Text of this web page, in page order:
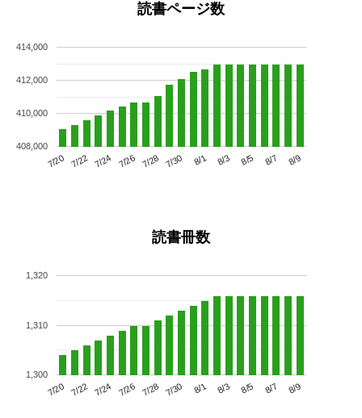
読書ページ数
7/20 7/22 7/24 7/26 7/28 7/30 8/1 8/3 8/5 8/7 8/9
408,000
410,000
412,000
414,000
読書冊数
7/20 7/22 7/24 7/26 7/28 7/30 8/1 8/3 8/5 8/7 8/9
1,300
1,310
1,320